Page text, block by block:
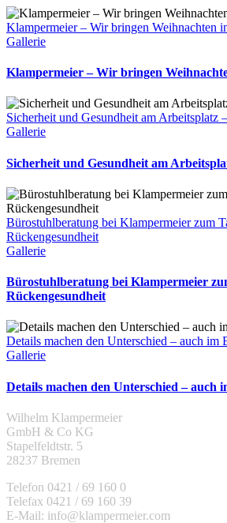
Klampermeier – Wir bringen Weihnachten
Gallerie
Klampermeier – Wir bringen
Sicherheit und Gesundheit am Arbeitsplatz
Gallerie
Sicherheit und Gesundheit am
Bürostuhlberatung bei Klampermeier zum
Rückengesundheit
Gallerie
Bürostuhlberatung bei Klampermeier
Rückengesundheit
Details machen den Unterschied – auch im
Gallerie
Details machen den Unterschied – auch
Wilhelm Klampermeier
GmbH & Co KG
Stapelfeldtstr. 5
28237 Bremen
Telefon 0421 / 69 160 0
Telefax 0421 / 69 160 39
E-Mail: info@klampermeier.com